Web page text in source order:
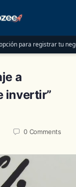
tu negocio en
a
invertir”
0 Comments